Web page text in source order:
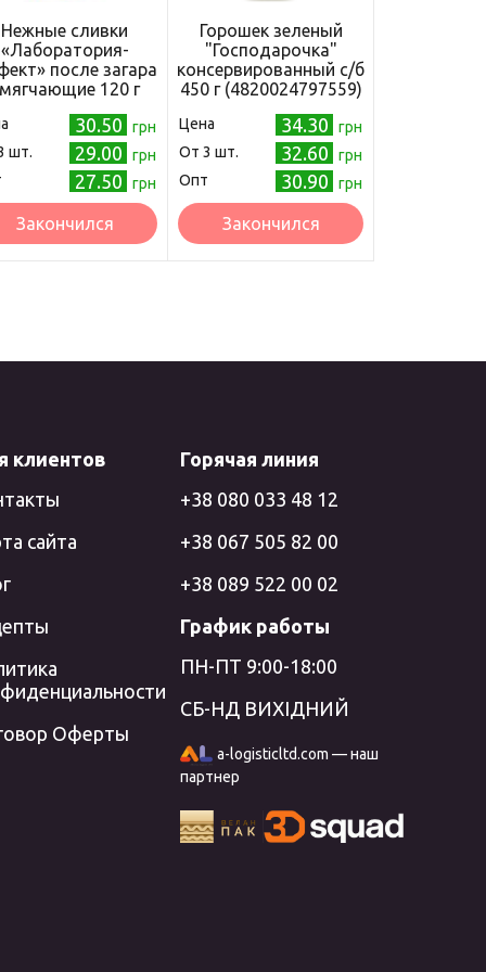
Нежные сливки
«Лаборатория-
после загара
120 г
30.50
грн
шт.
29.00
грн
27.50 грн
Закончился
Горошек зеленый
"Господарочка"
консервированный с/б
450 г (4820024797559)
Цена 34.30
грн
Oт 3 шт.
32.60
грн
Опт
30.90 грн
Закончился
клиентов
сайта
Оферты
Горячая линия
+38 080 033 48 12
+38 067 505 82 00
+38 089 522 00 02
График работы
ПН-ПТ 9:00-18:00
СБ-НД ВИХІДНИЙ
a-logisticltd.com — наш
партнер